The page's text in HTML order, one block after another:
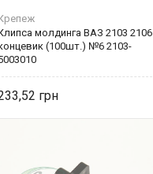
молдинга ВАЗ 2103 2106
(100шт.) №6 2103-